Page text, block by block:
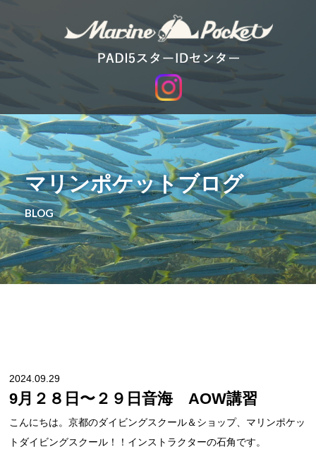
マリンポケットブログ
BLOG
2024.09.29
9月２８日〜２９日音海 AOW講習
こんにちは。京都のダイビングスクール＆ショップ、マリンポケッ
トダイビングスクール！！インストラクターの石角です。